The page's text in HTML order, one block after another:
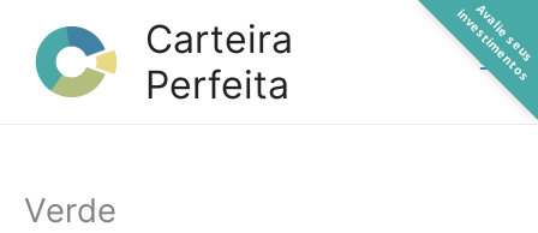
conteúdo
Carteira
Perfeita
Verde
A
v
a
l
i
e
s
e
u
s
i
n
v
e
s
t
i
m
e
n
t
o
s